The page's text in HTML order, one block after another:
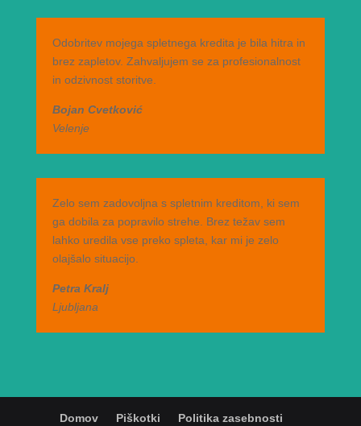
Odobritev mojega spletnega kredita je bila hitra in
brez zapletov. Zahvaljujem se za profesionalnost
in odzivnost storitve.
Bojan Cvetković
Velenje
Zelo sem zadovoljna s spletnim kreditom, ki sem
ga dobila za popravilo strehe. Brez težav sem
lahko uredila vse preko spleta, kar mi je zelo
olajšalo situacijo.
Petra Kralj
Ljubljana
Domov Piškotki Politika zasebnosti